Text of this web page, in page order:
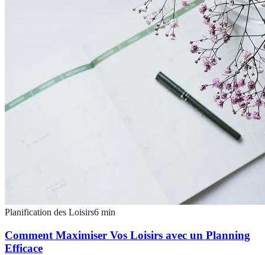
Planification des Loisirs6 min
Comment Maximiser Vos Loisirs avec un Planning
Efficace